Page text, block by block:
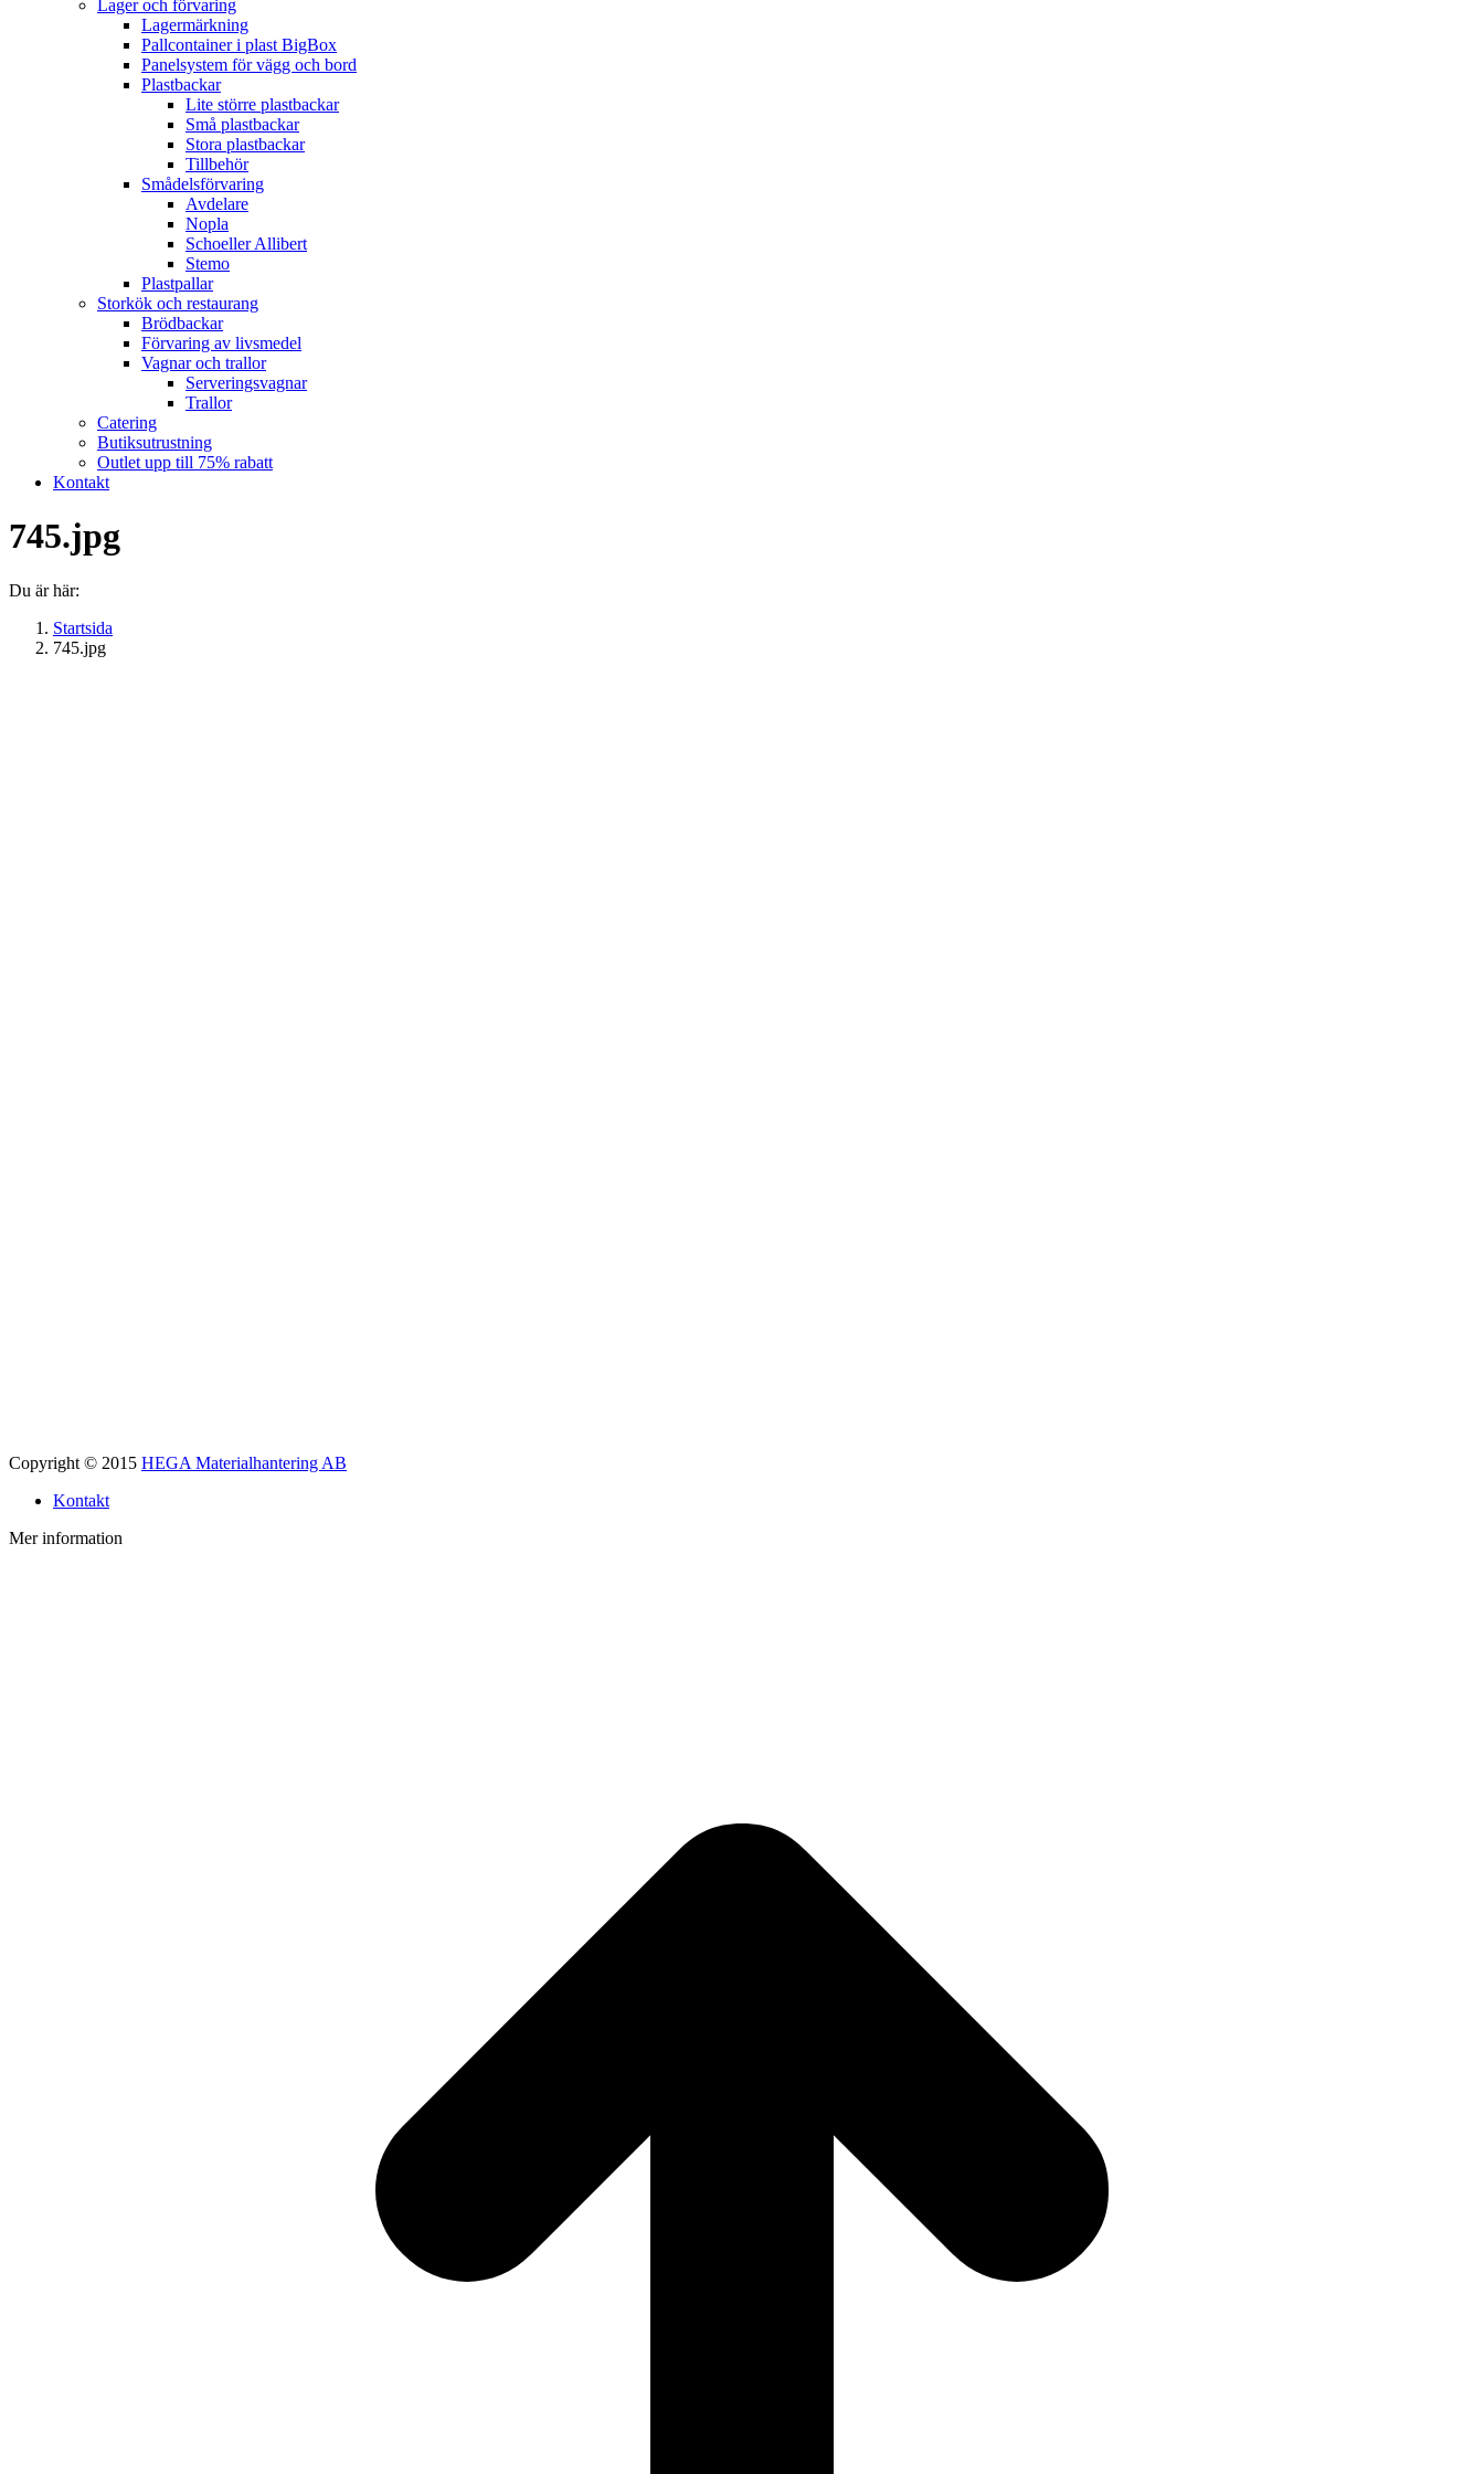
Lager och förvaring
Lagermärkning
Pallcontainer i plast BigBox
Panelsystem för vägg och bord
Plastbackar
Lite större plastbackar
Små plastbackar
Stora plastbackar
Tillbehör
Smådelsförvaring
Avdelare
Nopla
Schoeller Allibert
Stemo
Plastpallar
Storkök och restaurang
Brödbackar
Förvaring av livsmedel
Vagnar och trallor
Serveringsvagnar
Trallor
Catering
Butiksutrustning
Outlet upp till 75% rabatt
Kontakt
745.jpg
Du är här:
Startsida
745.jpg
Copyright © 2015 HEGA Materialhantering AB
Kontakt
Mer information